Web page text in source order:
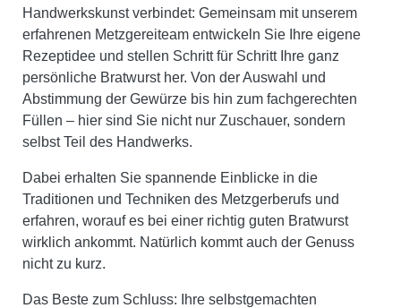
Handwerkskunst verbindet: Gemeinsam mit unserem
erfahrenen Metzgereiteam entwickeln Sie Ihre eigene
Rezeptidee und stellen Schritt für Schritt Ihre ganz
persönliche Bratwurst her. Von der Auswahl und
Abstimmung der Gewürze bis hin zum fachgerechten
Füllen – hier sind Sie nicht nur Zuschauer, sondern
selbst Teil des Handwerks.
Dabei erhalten Sie spannende Einblicke in die
Traditionen und Techniken des Metzgerberufs und
erfahren, worauf es bei einer richtig guten Bratwurst
wirklich ankommt. Natürlich kommt auch der Genuss
nicht zu kurz.
Das Beste zum Schluss: Ihre selbstgemachten